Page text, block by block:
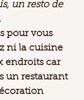
un resto de
pour vous
ni la cuisine
endroits car
un restaurant